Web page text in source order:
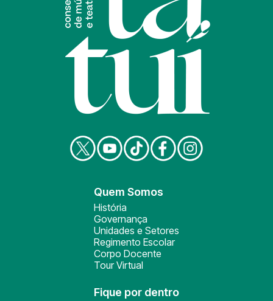
Quem Somos
História
Governança
Unidades e Setores
Regimento Escolar
Corpo Docente
Tour Virtual
Fique por dentro